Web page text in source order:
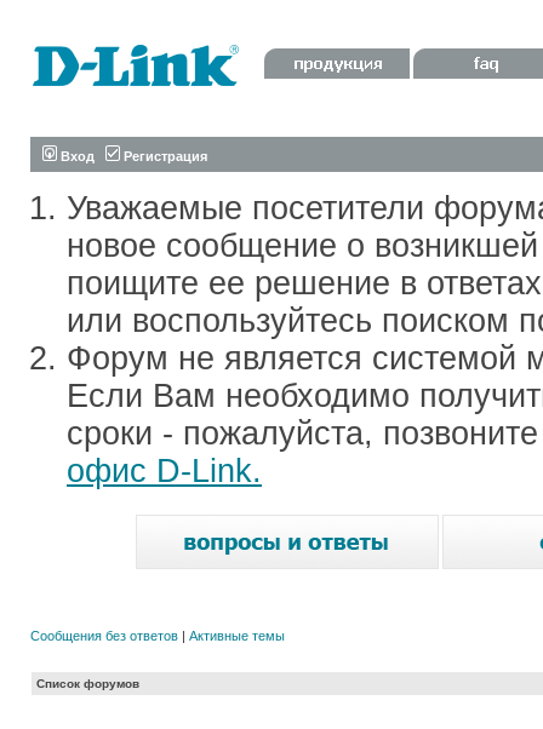
Вход Регистрация
Уважаемые посетители
новое сообщение о
поищите ее решение в
или воспользуйтесь поиском
Форум не является системой
Если Вам необходимо
сроки - пожалуйста,
офис D-Link.
Сообщения без ответов | Активные темы
Список форумов